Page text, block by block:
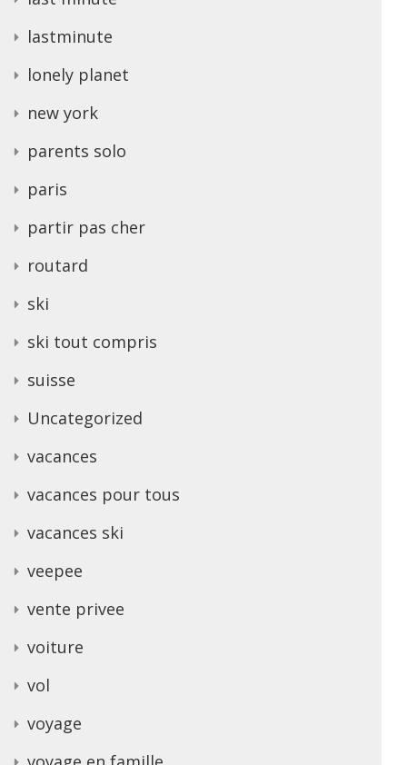
lastminute
lonely planet
new york
parents solo
paris
partir pas cher
routard
ski
ski tout compris
suisse
Uncategorized
vacances
vacances pour tous
vacances ski
veepee
vente privee
voiture
vol
voyage